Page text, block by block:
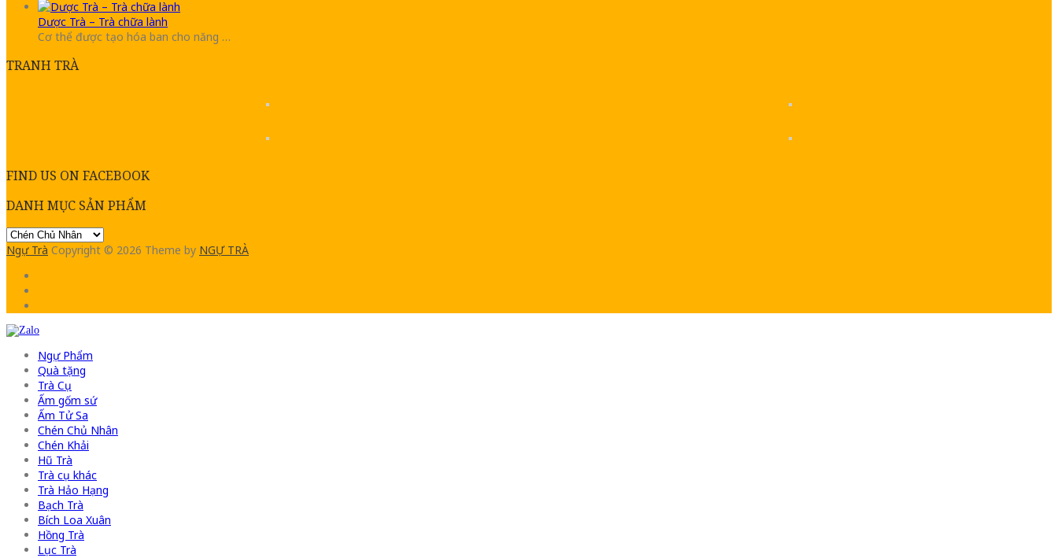
Dược Trà – Trà chữa lành
Cơ thể được tạo hóa ban cho năng …
TRANH TRÀ
FIND US ON FACEBOOK
DANH MỤC SẢN PHẨM
Ngự Trà Copyright © 2026 Theme by NGỰ TRÀ
Ngự Phẩm
Quà tặng
Trà Cụ
Ấm gốm sứ
Ấm Tử Sa
Chén Chủ Nhân
Chén Khải
Hũ Trà
Trà cụ khác
Trà Hảo Hạng
Bạch Trà
Bích Loa Xuân
Hồng Trà
Lục Trà